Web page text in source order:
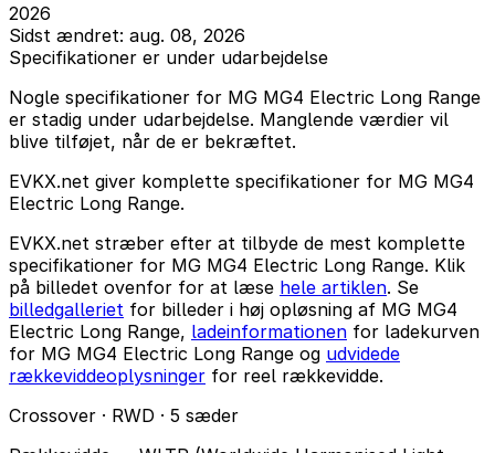
2026
Sidst ændret: aug. 08, 2026
Specifikationer er under udarbejdelse
Nogle specifikationer for MG MG4 Electric Long Range
er stadig under udarbejdelse. Manglende værdier vil
blive tilføjet, når de er bekræftet.
EVKX.net giver komplette specifikationer for MG MG4
Electric Long Range.
EVKX.net stræber efter at tilbyde de mest komplette
specifikationer for MG MG4 Electric Long Range. Klik
på billedet ovenfor for at læse hele artiklen. Se
billedgalleriet for billeder i høj opløsning af MG MG4
Electric Long Range, ladeinformationen for ladekurven
for MG MG4 Electric Long Range og udvidede
rækkeviddeoplysninger for reel rækkevidde.
Crossover · RWD · 5 sæder